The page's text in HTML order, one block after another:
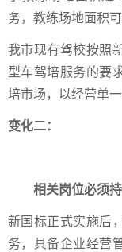
务，教练场地面积
我市现有驾校按照
型车驾培服务的要
培市场，以经营单
变化二：
相关岗位必须持
新国标正式实施后
务，具备企业经营